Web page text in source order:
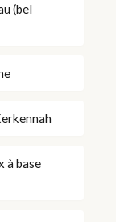
(bel
à base